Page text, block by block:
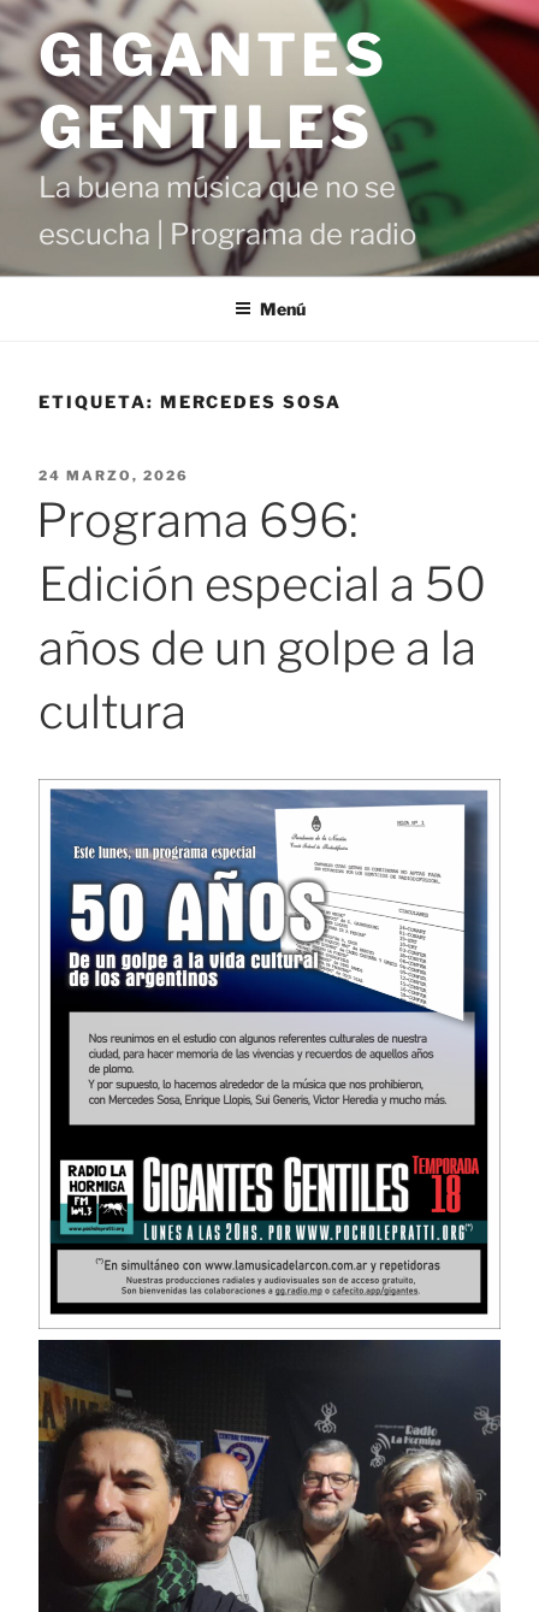
Saltar
contenido
GIGANTES
GENTILES
La buena música que no se
escucha | Programa de radio
Menú
ETIQUETA: MERCEDES SOSA
PUBLICADO
24 MARZO, 2026
Programa 696:
Edición especial a 50
años de un golpe a la
cultura